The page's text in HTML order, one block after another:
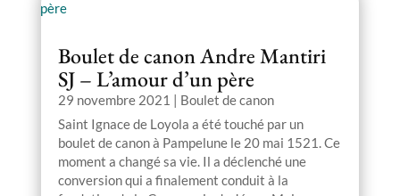
Boulet de canon Andre Mantiri
SJ – L’amour d’un père
29 novembre 2021 | Boulet de canon
Saint Ignace de Loyola a été touché par un
boulet de canon à Pampelune le 20 mai 1521. Ce
moment a changé sa vie. Il a déclenché une
conversion qui a finalement conduit à la